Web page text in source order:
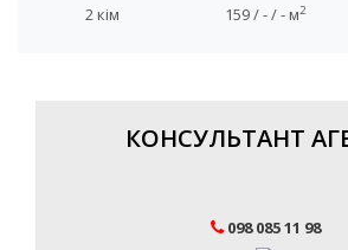
2 кім 159 / - / - м2
КОНСУЛЬТАНТ
098 085 11 98